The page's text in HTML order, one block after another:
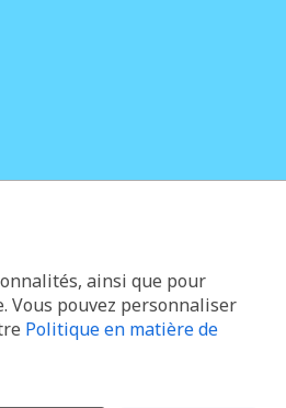
ainsi que pour
Vous pouvez personnaliser
Politique en matière de